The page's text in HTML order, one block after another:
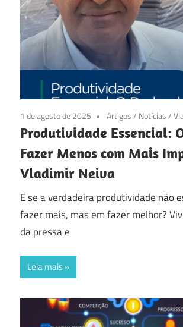
1 de agosto de 2025 Artigos/ Notícias/
Produtividade Essencial:
Fazer Menos com Mais
Vladimir Neiva
E se a verdadeira produtividade não
fazer mais, mas em fazer melhor?
da pressa e
Leia mais